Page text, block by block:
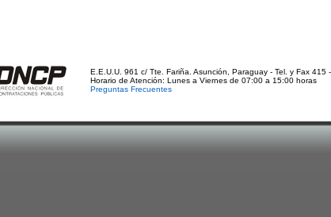
E.E.U.U. 961 c/ Tte. Fariña. Asunción, Paraguay - Tel. y Fax 415
Horario de Atención: Lunes a Viernes de 07:00 a 15:00 horas
Preguntas Frecuentes